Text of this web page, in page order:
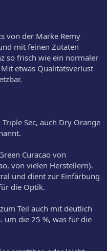
von der Marke Remy
mit feinen Zutaten
so frisch wie ein normaler
etwas Qualitätsverlust
Sec, auch Dry Orange
Curacao von
von vielen Herstellern).
und dient zur Einfärbung
die Optik.
Teil auch mit deutlich
um die 25 %, was für die